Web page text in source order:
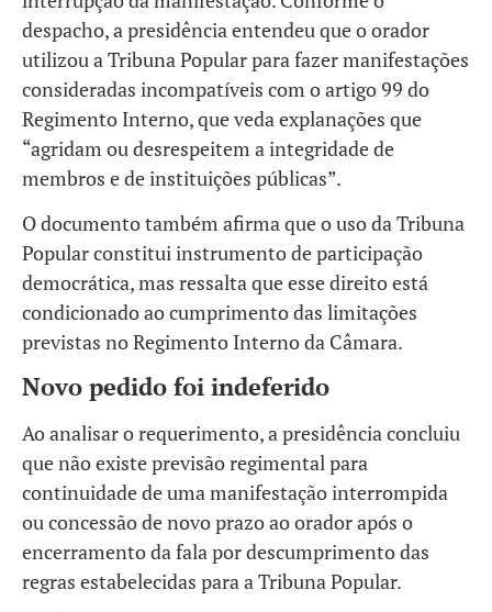
despacho, a presidência entendeu que o orador
utilizou a Tribuna Popular para fazer manifestações
consideradas incompatíveis com o artigo 99 do
Regimento Interno, que veda explanações que
“agridam ou desrespeitem a integridade de
membros e de instituições públicas”.
O documento também afirma que o uso da Tribuna
Popular constitui instrumento de participação
democrática, mas ressalta que esse direito está
condicionado ao cumprimento das limitações
previstas no Regimento Interno da Câmara.
Novo pedido foi indeferido
Ao analisar o requerimento, a presidência concluiu
que não existe previsão regimental para
continuidade de uma manifestação interrompida
ou concessão de novo prazo ao orador após o
encerramento da fala por descumprimento das
regras estabelecidas para a Tribuna Popular.